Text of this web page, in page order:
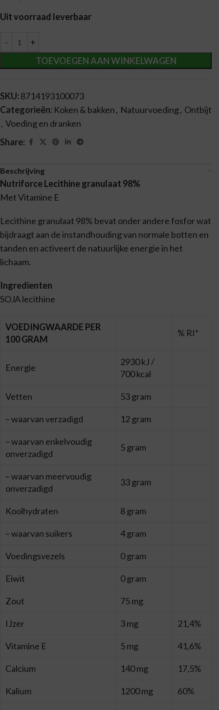
Uit voorraad leverbaar
TOEVOEGEN AAN WINKELWAGEN
Alternative:
SKU: 8714193100073
Categorieën: Koken & bakken, Natuurvoeding, Ontbijt
, Voeding en dranken
Share:
Beschrijving
Nutriforce Lecithine granulaat 98%
Met Vitamine E
Lecithine granulaat 98% bevat onder andere fosfor wat
bijdraagt aan de instandhouding van normale botten en
tanden en activeert de natuurlijke energie in het
lichaam.
Ingredienten
SOJA lecithine
VOEDINGWAARDE PER
100 GRAM
% RI*
Energie
2930 kJ /
700 kcal
Vetten 53 gram
– waarvan verzadigd 12 gram
– waarvan enkelvoudig
onverzadigd
5 gram
– waarvan meervoudig
onverzadigd
33 gram
Koolhydraten 8 gram
– waarvan suikers 4 gram
Voedingsvezels 0 gram
Eiwit 0 gram
Zout 75 mg
IJzer 3 mg 21,4%
Vitamine E 5 mg 41,6%
Calcium 140 mg 17,5%
Kalium 1200 mg 60%